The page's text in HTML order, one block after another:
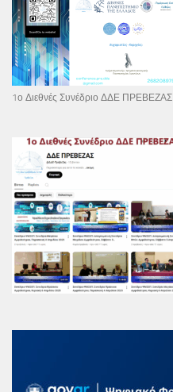
1ο Διεθνές Συνέδριο ΔΔΕ ΠΡΕΒΕΖΑΣ